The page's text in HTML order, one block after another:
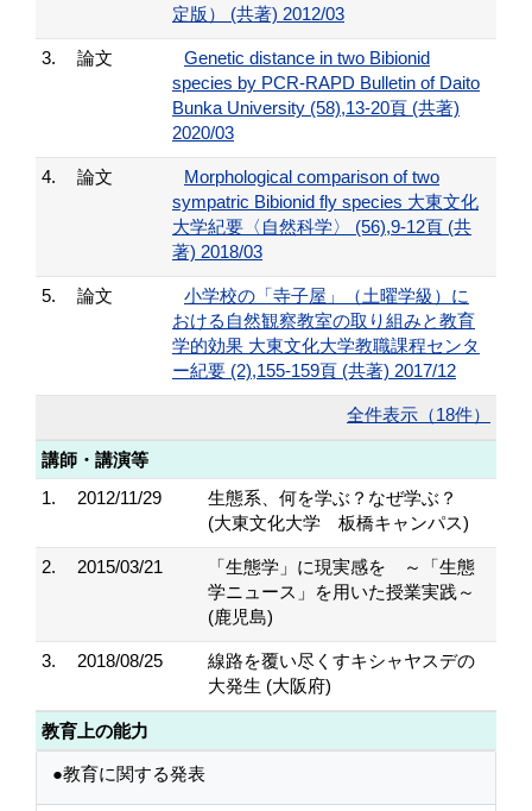
定版） (共著) 2012/03
3. 論文
Genetic distance in two Bibionid
species by PCR-RAPD Bulletin of Daito
Bunka University (58),13-20頁 (共著)
2020/03
4. 論文
Morphological comparison of two
sympatric Bibionid fly species 大東文化
大学紀要〈自然科学〉 (56),9-12頁 (共
著) 2018/03
5. 論文
小学校の「寺子屋」（土曜学級）に
おける自然観察教室の取り組みと教育
学的効果 大東文化大学教職課程センタ
ー紀要 (2),155-159頁 (共著) 2017/12
全件表示（18件）
講師・講演等
1.
2012/11/29
生態系、何を学ぶ？なぜ学ぶ？
(大東文化大学 板橋キャンパス)
2. 2015/03/21
「生態学」に現実感を ～「生態
学ニュース」を用いた授業実践～
(鹿児島)
3. 2018/08/25
線路を覆い尽くすキシャヤスデの
大発生 (大阪府)
教育上の能力
●教育に関する発表